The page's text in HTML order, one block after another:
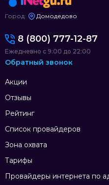
Город: Домодедово
Акции
Отзывы
Рейтинг
Список провайдеров
Зона охвата
Тарифы
Провайдеры интернета по
8 (800) 777-12-87
Ежедневно с 9:00 до 22:00
Обратный звонок